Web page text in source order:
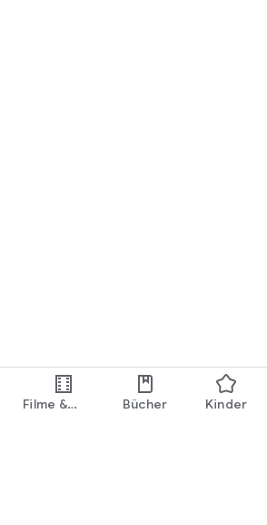
Filme &
Bücher Kinder